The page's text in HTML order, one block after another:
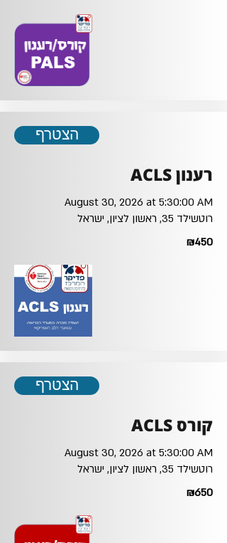
הצטרף
רענון ACLS
August 30, 2026 at 5:30:00 AM
רוטשילד 35, ראשון לציון, ישראל
₪450
הצטרף
קורס ACLS
August 30, 2026 at 5:30:00 AM
רוטשילד 35, ראשון לציון, ישראל
₪650